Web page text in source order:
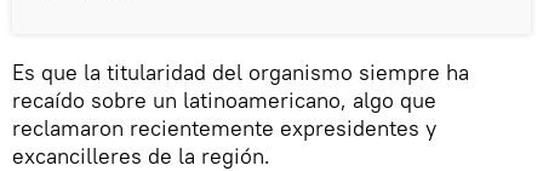
Es que la titularidad del organismo siempre ha
recaído sobre un latinoamericano, algo que
reclamaron recientemente expresidentes y
excancilleres de la región.